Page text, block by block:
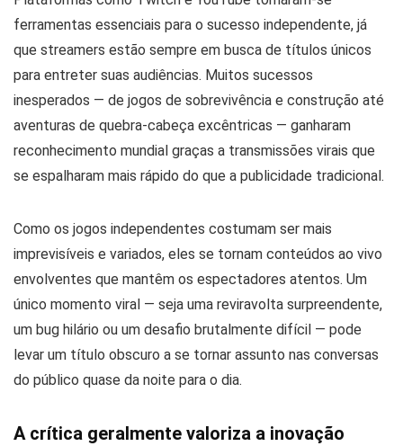
ferramentas essenciais para o sucesso independente, já
que streamers estão sempre em busca de títulos únicos
para entreter suas audiências. Muitos sucessos
inesperados — de jogos de sobrevivência e construção até
aventuras de quebra-cabeça excêntricas — ganharam
reconhecimento mundial graças a transmissões virais que
se espalharam mais rápido do que a publicidade tradicional.
Como os jogos independentes costumam ser mais
imprevisíveis e variados, eles se tornam conteúdos ao vivo
envolventes que mantêm os espectadores atentos. Um
único momento viral — seja uma reviravolta surpreendente,
um bug hilário ou um desafio brutalmente difícil — pode
levar um título obscuro a se tornar assunto nas conversas
do público quase da noite para o dia.
A crítica geralmente valoriza a inovação